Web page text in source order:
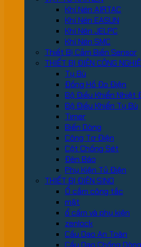
Khí Nén AIRTAC
Khí Nén EASUN
Khí Nén JELPC
Khí Nén SMC
Thiết Bị Cảm Biến Sensor
THIẾT BỊ ĐIỆN CÔNG
Tụ Bù
Đồng Hồ Đo Điện
Bộ Điều Khiển Nhiệt
Bộ Điều Khiển Tụ Bù
Timer
Biến Dòng
Công Tơ Điện
Cột Chống Sét
Đèn Báo
Phụ Kiện Tủ Điện
THIẾT BỊ ĐIỆN SINO
Ổ cắm công tắc
mặt
ổ cấm và phụ kiện
zenlock
Cầu Dao An Toàn
Cầu Dao Chống